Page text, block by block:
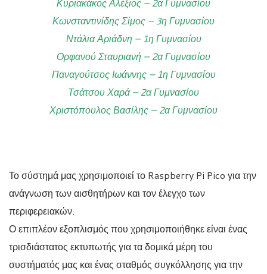
Κωνσταντινίδης Σίμος – 3η Γυμνασίου
Ντάλια Αριάδνη – 1η Γυμνασίου
Ορφανού Σταυριανή – 2α Γυμνασίου
Παναγούτσος Ιωάννης – 1η Γυμνασίου
Τσάτσου Χαρά – 2α Γυμνασίου
Χριστόπουλος Βασίλης – 2α Γυμνασίου
Το σύστημά μας χρησιμοποιεί το Raspberry Pi Pico για την
ανάγνωση των αισθητήρων και τον έλεγχο των
περιφερειακών.
Ο επιπλέον εξοπλισμός που χρησιμοποιήθηκε είναι ένας
τρισδιάστατος εκτυπωτής για τα δομικά μέρη του
συστήματός μας και ένας σταθμός συγκόλλησης για την